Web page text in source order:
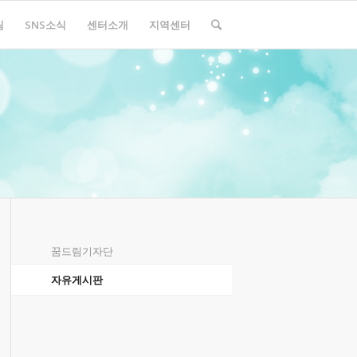
SNS소식 센터소개 지역센터
꿈드림기자단
자유게시판